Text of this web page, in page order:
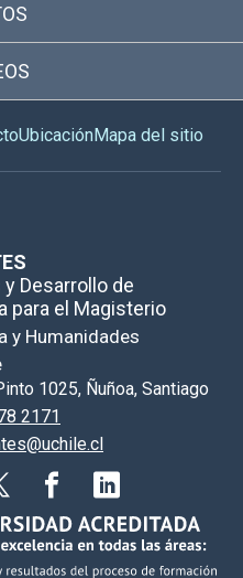
UbicaciónMapa del sitio
Desarrollo de
para el Magisterio
y Humanidades
1025, Ñuñoa, Santiago
2171